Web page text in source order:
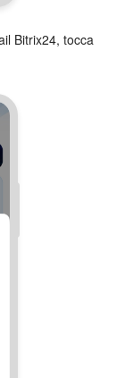
Bitrix24, tocca